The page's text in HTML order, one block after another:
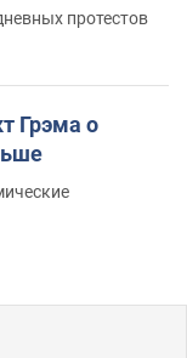
протестов
Грэма о